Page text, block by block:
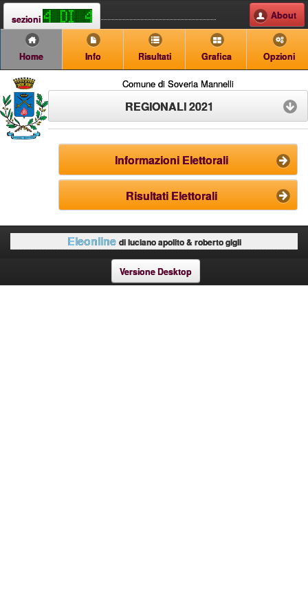
sezioni About
Home Info Risultati Grafica Opzioni
Comune di Soveria Mannelli
REGIONALI 2021
Informazioni Elettorali
Risultati Elettorali
Eleonline di luciano apolito & roberto gigli
Versione Desktop